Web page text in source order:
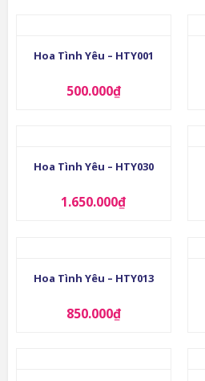
Hoa Tình Yêu – HTY001
500.000₫
Hoa Tình Yêu – HTY030
1.650.000₫
Hoa Tình Yêu – HTY013
850.000₫